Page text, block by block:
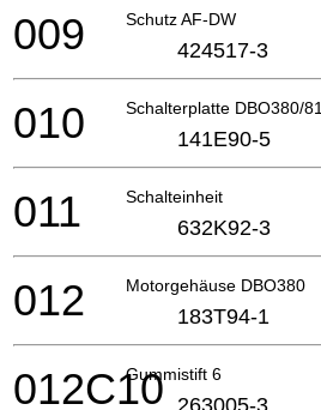
Schutz AF-DW
009 424517-3
Schalterplatte DBO380/81
010 141E90-5
Schalteinheit
011 632K92-3
Motorgehäuse DBO380
012 183T94-1
Gummistift 6
012C10 263005-3